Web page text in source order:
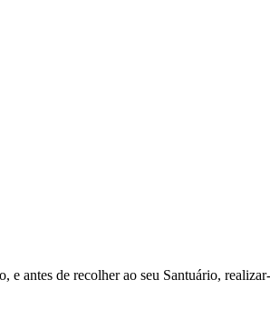
antes de recolher ao seu Santuário,